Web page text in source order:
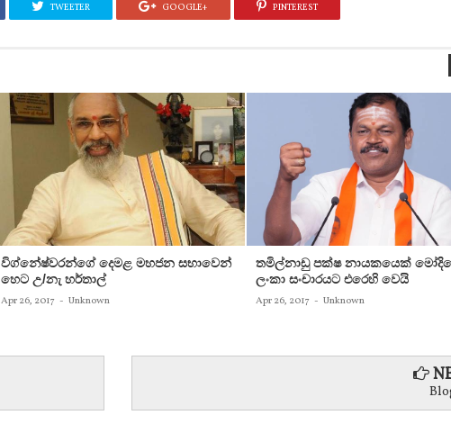
TWEETER GOOGLE+ PINTEREST
විග්නේෂ්වරන්ගේ දෙමළ මහජන සභාවෙන්
හෙට උ/නැ හර්තාල්
Apr 26, 2017 - Unknown
තමිල්නාඩු පක්‌ෂ නායකයෙක්‌
ලංකා සංචාරයට එරෙහි වෙයි
Apr 26, 2017 - Unknown